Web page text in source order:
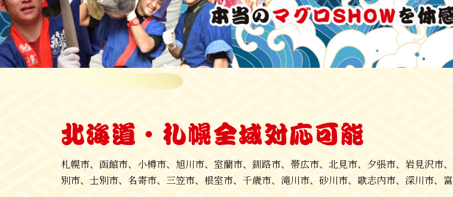
北海道・札幌全域対応可能
札幌市、函館市、小樽市、旭川市、室蘭市、釧路市、帯広市、北見市、夕張市、岩見沢
別市、士別市、名寄市、三笠市、根室市、千歳市、滝川市、砂川市、歌志内市、深川市、